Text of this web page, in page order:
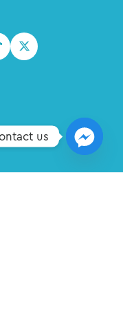
us